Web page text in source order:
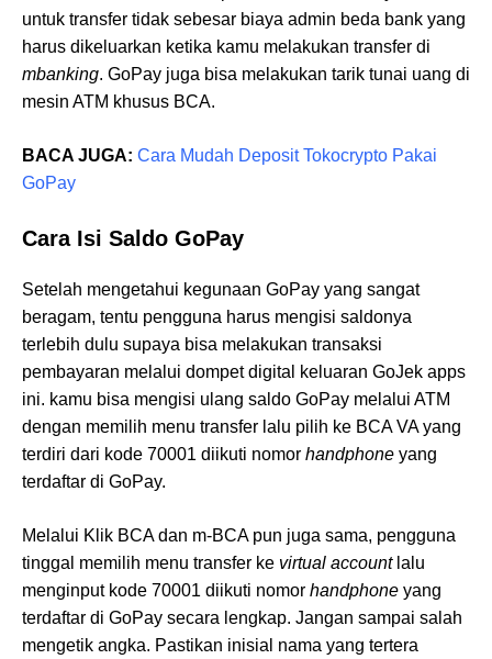
untuk transfer tidak sebesar biaya admin beda bank yang
harus dikeluarkan ketika kamu melakukan transfer di
mbanking. GoPay juga bisa melakukan tarik tunai uang di
mesin ATM khusus BCA.
BACA JUGA: Cara Mudah Deposit Tokocrypto Pakai
GoPay
Cara Isi Saldo GoPay
Setelah mengetahui kegunaan GoPay yang sangat
beragam, tentu pengguna harus mengisi saldonya
terlebih dulu supaya bisa melakukan transaksi
pembayaran melalui dompet digital keluaran GoJek apps
ini. kamu bisa mengisi ulang saldo GoPay melalui ATM
dengan memilih menu transfer lalu pilih ke BCA VA yang
terdiri dari kode 70001 diikuti nomor handphone yang
terdaftar di GoPay.
Melalui Klik BCA dan m-BCA pun juga sama, pengguna
tinggal memilih menu transfer ke virtual account lalu
menginput kode 70001 diikuti nomor handphone yang
terdaftar di GoPay secara lengkap. Jangan sampai salah
mengetik angka. Pastikan inisial nama yang tertera